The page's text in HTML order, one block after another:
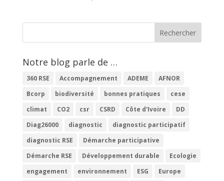
Notre blog parle de …
360 RSE Accompagnement ADEME
AFNOR
Bcorp
biodiversité bonnes pratiques
cese
climat
CO2 csr CSRD Côte d'Ivoire
DD
Diag26000
diagnostic
diagnostic participatif
diagnostic RSE
Démarche participative
Démarche RSE
Développement durable
Ecologie
engagement
environnement ESG
Europe